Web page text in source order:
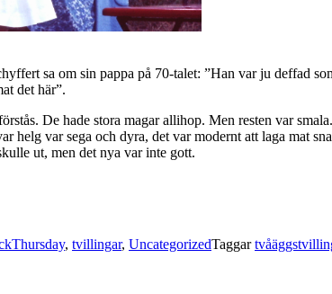
sa om sin pappa på 70-talet: ”Han var ju deffad
det här”.
De hade stora magar allihop. Men resten var
helg var sega och dyra, det var modernt att laga mat
ut, men det nya var inte gott.
, tvillingar, UncategorizedTaggar